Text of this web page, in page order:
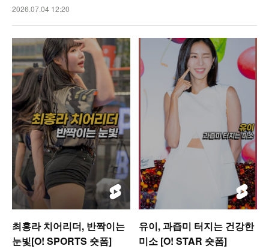
2026.07.04 12:20
최홍라 치어리더, 반짝이는
눈빛[O! SPORTS 숏폼]
유이, 과즙미 터지는 건강한
미소 [O! STAR 숏폼]